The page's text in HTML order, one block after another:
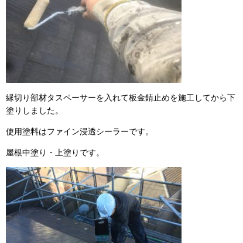
縁切り部材タスペーサーを入れて板金錆止めを施工してから下
塗りしました。
使用塗料はファイン浸透シーラーです。
屋根中塗り・上塗りです。